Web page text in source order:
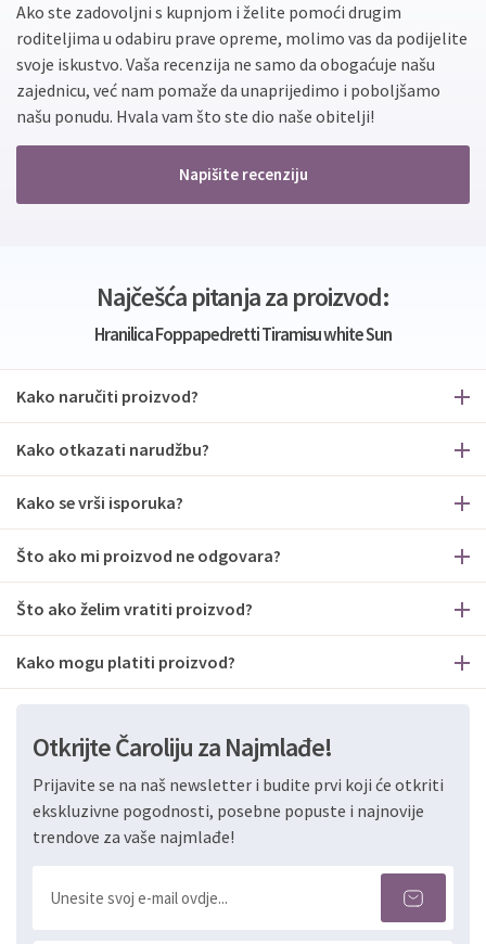
Ako ste zadovoljni s kupnjom i želite pomoći drugim
roditeljima u odabiru prave opreme, molimo vas da podijelite
svoje iskustvo. Vaša recenzija ne samo da obogaćuje našu
zajednicu, već nam pomaže da unaprijedimo i poboljšamo
našu ponudu. Hvala vam što ste dio naše obitelji!
Napišite recenziju
Najčešća pitanja za proizvod:
Hranilica Foppapedretti Tiramisu white Sun
Kako naručiti proizvod?
Kako otkazati narudžbu?
Kako se vrši isporuka?
Što ako mi proizvod ne odgovara?
Što ako želim vratiti proizvod?
Kako mogu platiti proizvod?
Otkrijte Čaroliju za Najmlađe!
Prijavite se na naš newsletter i budite prvi koji će otkriti
ekskluzivne pogodnosti, posebne popuste i najnovije
trendove za vaše najmlađe!